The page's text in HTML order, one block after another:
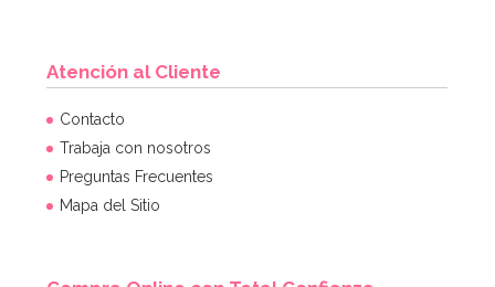
Atención al Cliente
Contacto
Trabaja con nosotros
Preguntas Frecuentes
Mapa del Sitio